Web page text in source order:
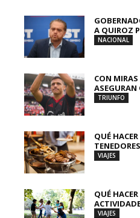
A QUIROZ
NACIONAL
CON
ASEGURAN
TRIUNFO
QUÉ
VIAJES
QUÉ
VIAJES